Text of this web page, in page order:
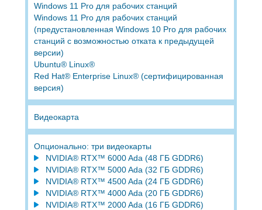
Windows 11 Pro для рабочих станций
Windows 11 Pro для рабочих станций
(предустановленная Windows 10 Pro для рабочих
станций с возможностью отката к предыдущей
версии)
Ubuntu® Linux®
Red Hat® Enterprise Linux® (сертифицированная
версия)
Видеокарта
Опционально: три видеокарты
NVIDIA® RTX™ 6000 Ada (48 ГБ GDDR6)
NVIDIA® RTX™ 5000 Ada (32 ГБ GDDR6)
NVIDIA® RTX™ 4500 Ada (24 ГБ GDDR6)
NVIDIA® RTX™ 4000 Ada (20 ГБ GDDR6)
NVIDIA® RTX™ 2000 Ada (16 ГБ GDDR6)